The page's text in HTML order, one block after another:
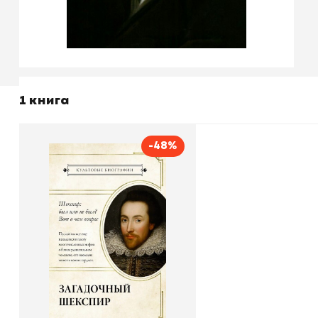
1 книга
-48%
Загадочный Шекспир
Николас Роу
Издательство
В корзину